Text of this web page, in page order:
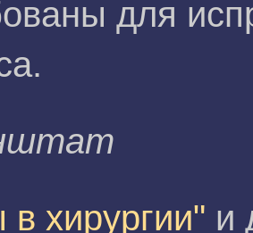
для
хирургии" и